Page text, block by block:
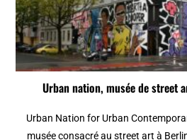
Urban nation, musée de street
Urban Nation for Urban
musée consacré au street art à